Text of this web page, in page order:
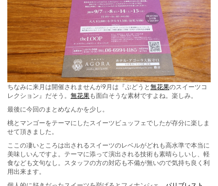
ちなみに来月は開催されませんが9月は『ぶどうと無花果のスイーツコ
レクション』だそう。 無花果も面白そうな素材ですよね。楽しみ。
最後に今回のまとめなんかを少し。
桃とマンゴーをテーマにしたスイーツビュッフェでしたが存分に楽しま
せて頂きました。
ここの凄いところは出されるスイーツのレベルがどれも高水準で本当に
美味しいんですよ。テーマに添って演出される技術も素晴らしいし、軽
食なども文句なし。スタッフの方の対応も不備が無いので気持ち良く利
用出来ます。